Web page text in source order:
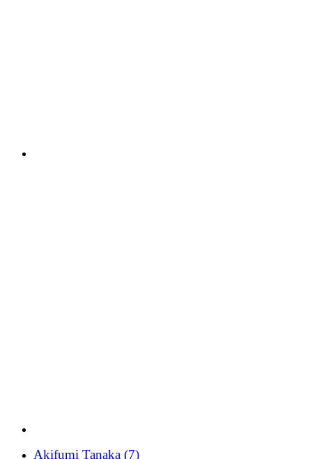
Akifumi Tanaka (7)